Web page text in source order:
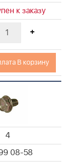
к заказу
+
В корзину
4
08-58